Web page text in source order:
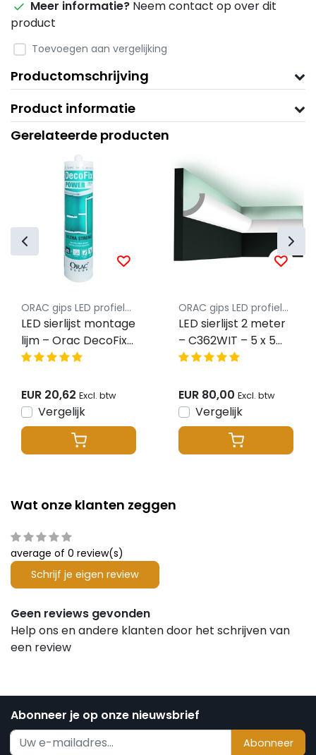
Meer informatie? Neem contact op over dit
product
Toevoegen aan vergelijking
Productomschrijving
Product informatie
Gerelateerde producten
ORAC gips LED profielen
LED sierlijst montage
lijm – Orac DecoFix
Hydro Power lijm
EUR 20,62 Excl. btw
Vergelijk
ORAC gips LED profielen
LED sierlijst 2 meter
– C362WIT – 5 x 5
CM
EUR 80,00 Excl. btw
Vergelijk
Wat onze klanten zeggen
average of 0 review(s)
Schrijf je eigen review
Geen reviews gevonden
Help ons en andere klanten door het schrijven van
een review
Abonneer je op onze nieuwsbrief
Abonneer